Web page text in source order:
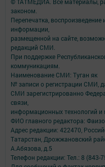
законом.
Перепечатка,
информации,
размещенной на сайте,
редакций СМИ.
При поддержке
коммуникациям.
Наименование СМИ: Туган як
№ записи о регистрации СМИ,
СМИ зарегистрированно
связи,
информационных технологий
ФИО главного редактора:
Адрес редакции: 422470,
Татарстан, Дрожжановский
А.Абязова, д.5
Телефон редакции: Тел.: 8 (843-